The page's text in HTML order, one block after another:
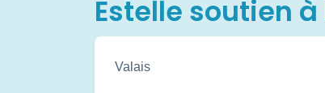
Estelle soutien
Valais